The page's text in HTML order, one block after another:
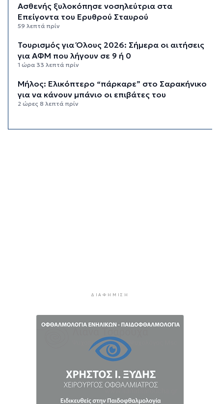
Ασθενής ξυλοκόπησε νοσηλεύτρια στα
Επείγοντα του Ερυθρού Σταυρού
59 λεπτά πρίν
Τουρισμός για Όλους 2026: Σήμερα οι αιτήσεις
για ΑΦΜ που λήγουν σε 9 ή 0
1 ώρα 33 λεπτά πρίν
Μήλος: Ελικόπτερο “πάρκαρε” στο Σαρακήνικο
για να κάνουν μπάνιο οι επιβάτες του
2 ώρες 8 λεπτά πρίν
Μειωμένη Σύνταξη: Όλα όσα πρέπει να
ΔΙΑΦΉΜΙΣΗ